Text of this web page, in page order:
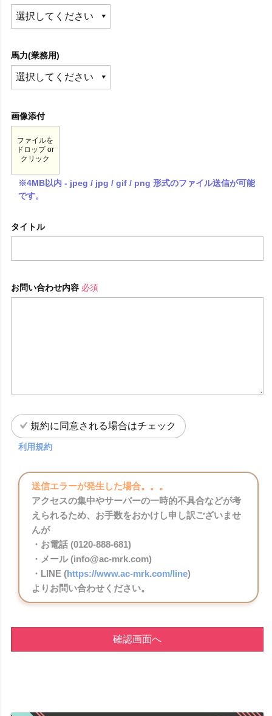
馬力(業務用)
画像添付
ファイルを
ドロップ or
クリック
※4MB以内 - jpeg / jpg / gif / png 形式のファイル送信が可能
です。
タイトル
お問い合わせ内容 必須
規約に同意される場合はチェック
利用規約
送信エラーが発生した場合。。。
アクセスの集中やサーバーの一時的不具合などが考
えられるため、お手数をおかけし申し訳ございませ
んが
・お電話 (0120-888-681)
・メール (info@ac-mrk.com)
・LINE (https://www.ac-mrk.com/line)
よりお問い合わせください。
確認画面へ